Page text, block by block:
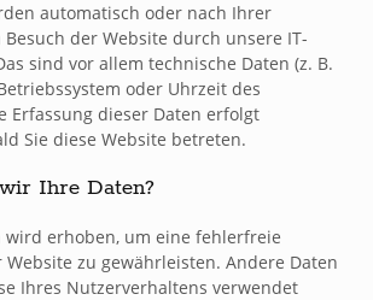
automatisch oder nach Ihrer
der Website durch unsere IT-
sind vor allem technische Daten (z. B.
oder Uhrzeit des
Erfassung dieser Daten erfolgt
Sie diese Website betreten.
Ihre Daten?
wird erhoben, um eine fehlerfreie
zu gewährleisten. Andere Daten
Ihres Nutzerverhaltens verwendet